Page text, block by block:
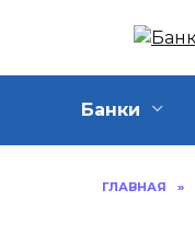
Банки
ГЛАВНАЯ »